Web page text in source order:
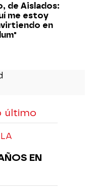
de Aislados:
me estoy
en
último
EN